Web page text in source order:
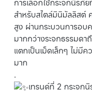
การเลือกใช้กระจกนิรภัย
สำหรับสไตล์มินิมัลลิสต์
สูง ผ่านกระบวนการอบ
มากกว่างระจกธรรมดา
แตกเป็นเม็ดเล็กๆ ไม่มี
มาก
.
เทรนด์ที่ 2 กระจก